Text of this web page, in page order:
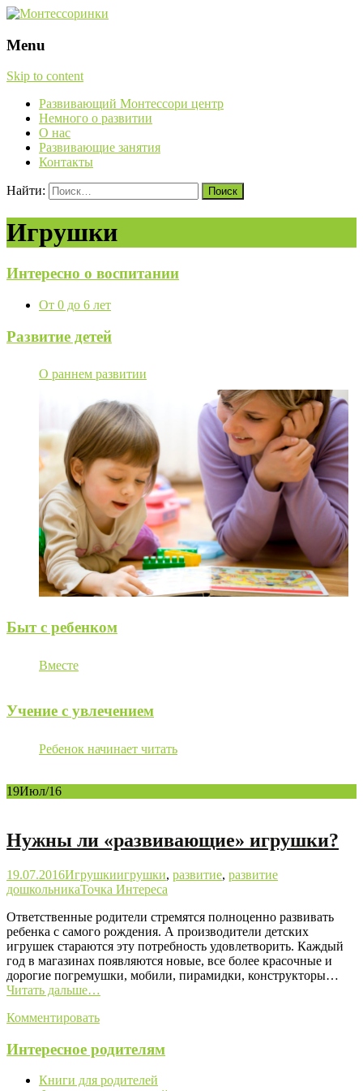
Menu
Skip to content
Развивающий Монтессори центр
Немного о развитии
О нас
Развивающие занятия
Контакты
Найти:
Игрушки
Интересно о воспитании
От 0 до 6 лет
Развитие детей
О раннем развитии
Быт с ребенком
Вместе
Учение с увлечением
Ребенок начинает читать
19Июл/16
Нужны ли «развивающие» игрушки?
19.07.2016Игрушкиигрушки, развитие, развитие
дошкольникаТочка Интереса
Ответственные родители стремятся полноценно развивать
ребенка с самого рождения. А производители детских
игрушек стараются эту потребность удовлетворить. Каждый
год в магазинах появляются новые, все более красочные и
дорогие погремушки, мобили, пирамидки, конструкторы…
Читать дальше…
Комментировать
Интересное родителям
Книги для родителей